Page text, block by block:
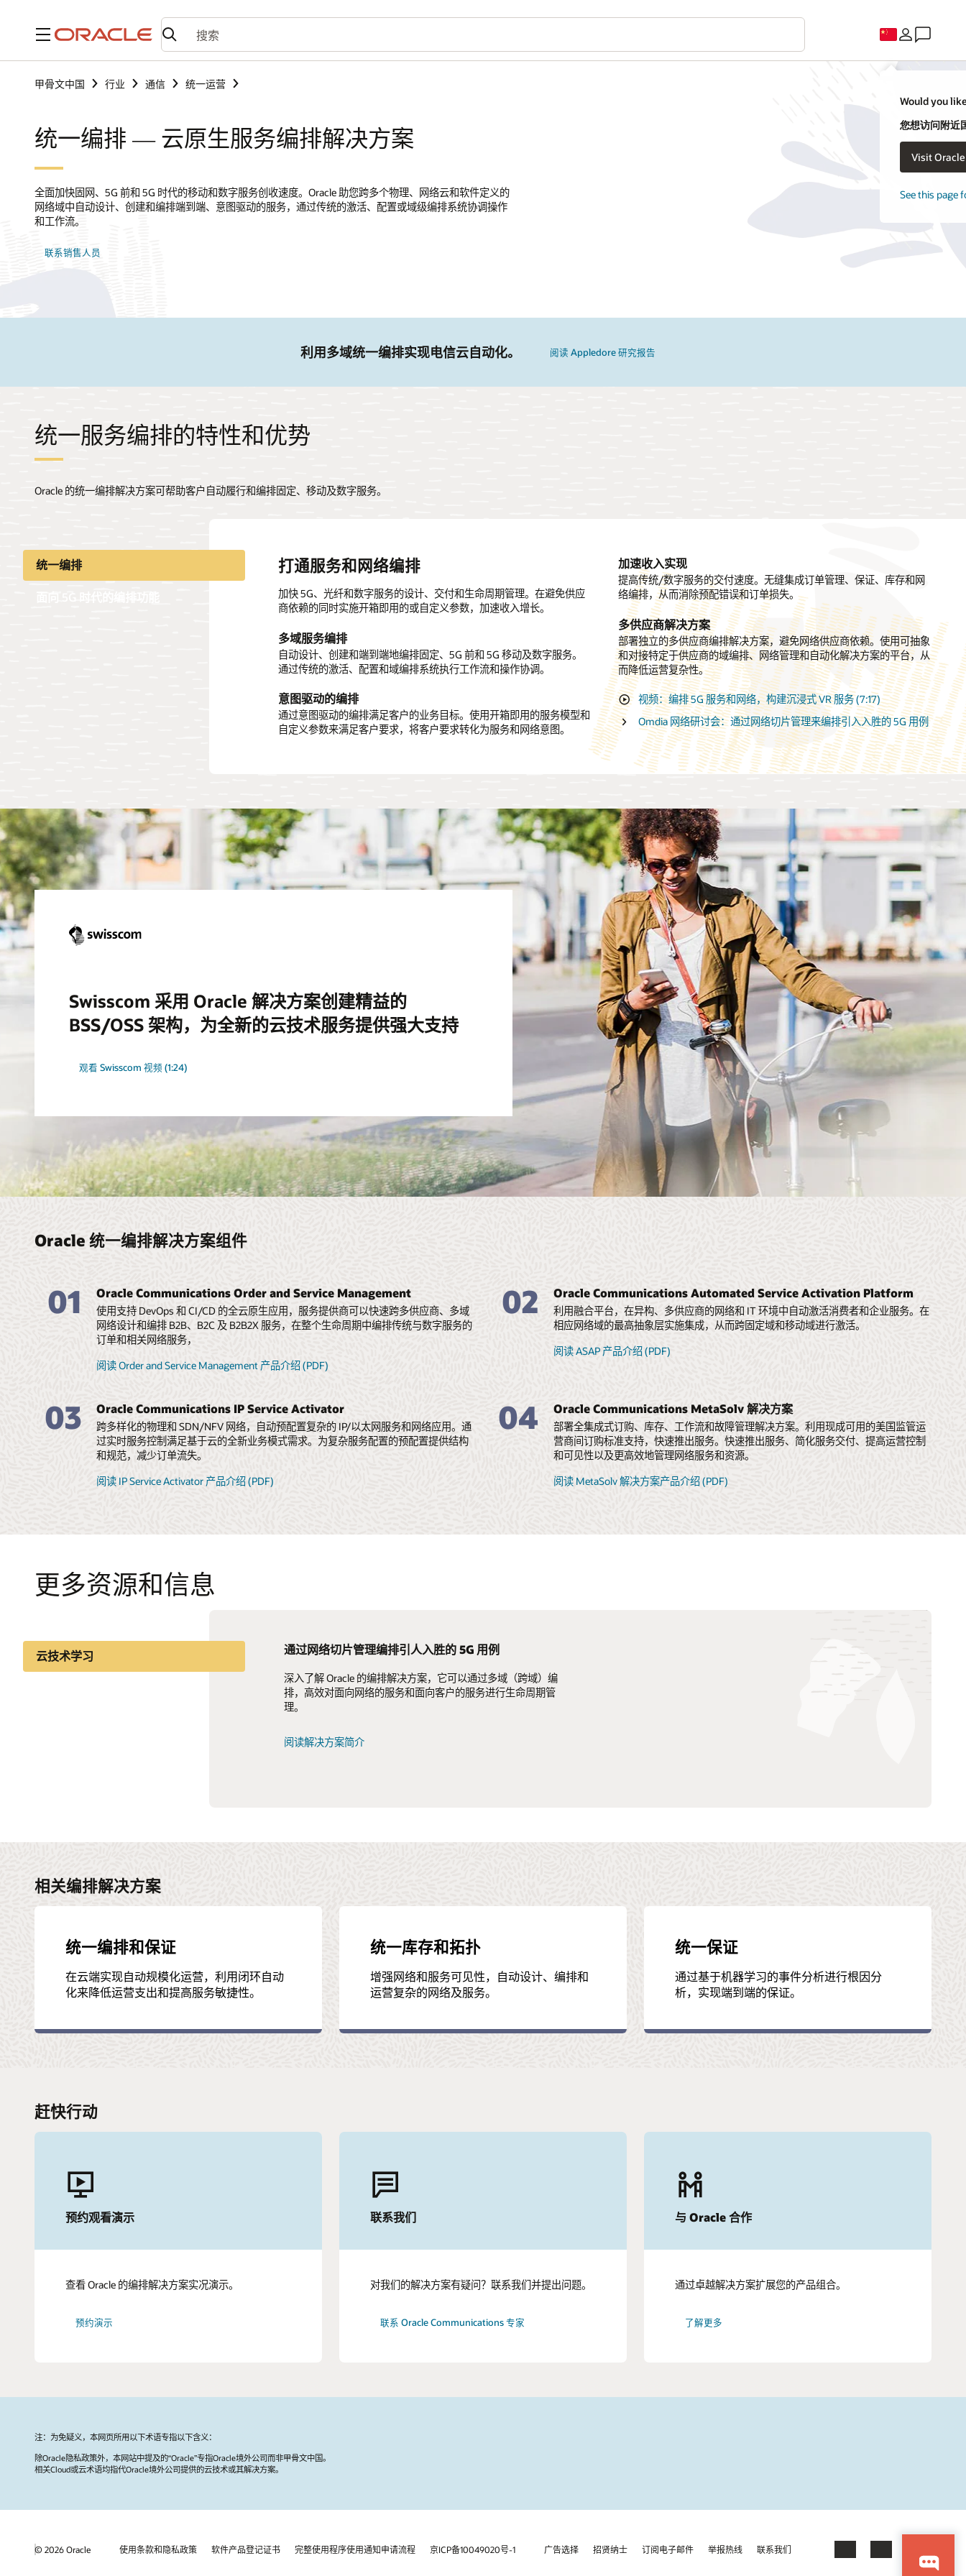
菜单
Would you
您想访问附近
Visit
See this page
甲骨文中国 行业 通信 统一运营
统一编排 — 云原生服务编排解决方案
全面加快固网、5G 前和 5G 时代的移动和数字服务创收速度。Oracle 助您跨多个物理、网络云和软件定义的
网络域中自动设计、创建和编排端到端、意图驱动的服务，通过传统的激活、配置或域级编排系统协调操作
和工作流。
联系销售人员
利用多域统一编排实现电信云自动化。 阅读 Appledore 研究报告
统一服务编排的特性和优势
Oracle 的统一编排解决方案可帮助客户自动履行和编排固定、移动及数字服务。
统一编排 打通服务和网络编排
加快 5G、光纤和数字服务的设计、交付和生命周期管理。在避免供应
商依赖的同时实施开箱即用的或自定义参数，加速收入增长。
多域服务编排
自动设计、创建和端到端地编排固定、5G 前和 5G 移动及数字服务。
通过传统的激活、配置和域编排系统执行工作流和操作协调。
意图驱动的编排
通过意图驱动的编排满足客户的业务目标。使用开箱即用的服务模型和
自定义参数来满足客户要求，将客户要求转化为服务和网络意图。
加速收入实现
提高传统/数字服务的交付速度。无缝集成订单管理、保证、库存和网
络编排，从而消除预配错误和订单损失。
多供应商解决方案
部署独立的多供应商编排解决方案，避免网络供应商依赖。使用可抽象
和对接特定于供应商的域编排、网络管理和自动化解决方案的平台，从
而降低运营复杂性。
视频：编排 5G 服务和网络，构建沉浸式 VR 服务 (7:17)
Omdia 网络研讨会：通过网络切片管理来编排引入入胜的 5G 用例
通过可扩展的动态编排为 5G 做好准备
自动化同步后端系统与数字前端系统，提高可扩展性和运营敏捷性。创
建动态编排工作流，执行多供应商切片编排。
按需体验
通过统一编排，跨数字渠道无缝提供出色的订单体验。同步后端与数字
前端，在整个编排流程中创建自动化工作流。
云端规模化和云原生
使用基于标准的云原生开放平台提高 IT 敏捷性。每天自动处理数百万
笔事务，提高可扩展性和运营敏捷性。
动态编排
按照每项服务的意图来创建动态编排工作流。高效处理所有技术订单，
满足订单的服务设计、资源分配以及（跨网络编排和其他系统的）协调
需求。
网络切片编排
利用内置了 CSMF、NSMF 和 NSSMF 等预构建功能的多层解决方案来
编排端到端网络切片。该解决方案还支持第三方模块，可满足多供应商
切片编排需求。
Oracle 统一编排 (PDF)
Appledore Research 报告：利用多域服务编排实现电信云自动化
Swisscom 采用 Oracle 解决方案创建精益的
BSS/OSS 架构，为全新的云技术服务提供强大支持
观看 Swisscom 视频 (1:24)
Oracle 统一编排解决方案组件
01 Oracle Communications Order and Service Management
使用支持 DevOps 和 CI/CD 的全云原生应用，服务提供商可以快速跨多供应商、多域
网络设计和编排 B2B、B2C 及 B2B2X 服务，在整个生命周期中编排传统与数字服务的
订单和相关网络服务，
阅读 Order and Service Management 产品介绍 (PDF)
02 Oracle Communications Automated Service Activation Platform
利用融合平台，在异构、多供应商的网络和 IT 环境中自动激活消费者和企业服务。在
相应网络域的最高抽象层实施集成，从而跨固定域和移动域进行激活。
阅读 ASAP 产品介绍 (PDF)
03 Oracle Communications IP Service Activator
跨多样化的物理和 SDN/NFV 网络，自动预配置复杂的 IP/以太网服务和网络应用。通
过实时服务控制满足基于云的全新业务模式需求。为复杂服务配置的预配置提供结构
和规范，减少订单流失。
阅读 IP Service Activator 产品介绍 (PDF)
04 Oracle Communications MetaSolv 解决方案
部署全集成式订购、库存、工作流和故障管理解决方案。利用现成可用的美国监管运
营商间订购标准支持，快速推出服务。快速推出服务、简化服务交付、提高运营控制
和可见性以及更高效地管理网络服务和资源。
阅读 MetaSolv 解决方案产品介绍 (PDF)
更多资源和信息
云技术学习 通过网络切片管理编排引人入胜的 5G 用例
深入了解 Oracle 的编排解决方案，它可以通过多域（跨域）编
排，高效对面向网络的服务和面向客户的服务进行生命周期管
理。
阅读解决方案简介
5G 后端：面向 5G 时代重新构想和重塑 OSS
了解如何通过现代 OSS 驱动的高度自动化的后端来改善客户体
验，提高网络敏捷性。
查看信息图
面向 5G 时代重新构想和重塑 OSS
了解迁移至基于云原生原则的现代化 OSS 的优势，以及如何简
化并实现 OSS 生命周期管理标准化和自动化，与前端数字化互
联。
阅读报告
TM Forum Aviator Catalyst：5G — 加速
相关编排解决方案
统一编排和保证
在云端实现自动规模化运营，利用闭环自动
化来降低运营支出和提高服务敏捷性。
统一库存和拓扑
增强网络和服务可见性，自动设计、编排和
运营复杂的网络及服务。
统一保证
通过基于机器学习的事件分析进行根因分
析，实现端到端的保证。
赶快行动
预约观看演示
查看 Oracle 的编排解决方案实况演示。
预约演示
联系我们
对我们的解决方案有疑问？联系我们并提出问题。
联系 Oracle Communications 专家
与 Oracle 合作
通过卓越解决方案扩展您的产品组合。
了解更多
注：为免疑义，本网页所用以下术语专指以下含义：
除Oracle隐私政策外，本网站中提及的“Oracle”专指Oracle境外公司而非甲骨文中国。
相关Cloud或云术语均指代Oracle境外公司提供的云技术或其解决方案。
© 2026 Oracle 使用条款和隐私政策 软件产品登记证书 完整使用程序使用通知申请流程 京ICP备10049020号-1 广告选择 招贤纳士 订阅电子邮件 举报热线 联系我们